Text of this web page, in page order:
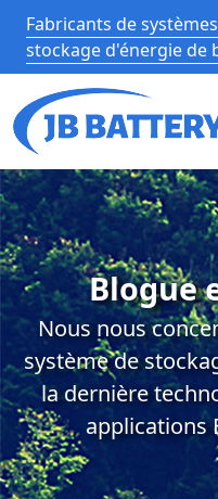
Fabricants de
stockage d'énergie de
Blogue
Nous nous
système de
la dernière
applications